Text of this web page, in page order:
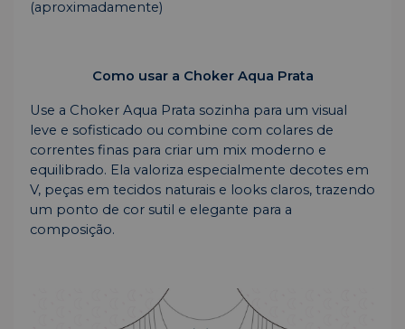
(aproximadamente)
Como usar a Choker Aqua Prata
Use a Choker Aqua Prata sozinha para um visual
leve e sofisticado ou combine com colares de
correntes finas para criar um mix moderno e
equilibrado. Ela valoriza especialmente decotes em
V, peças em tecidos naturais e looks claros, trazendo
um ponto de cor sutil e elegante para a
composição.